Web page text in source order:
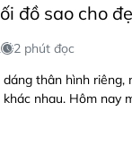
đồ sao cho
2 phút đọc
thân hình riêng,
nhau. Hôm nay